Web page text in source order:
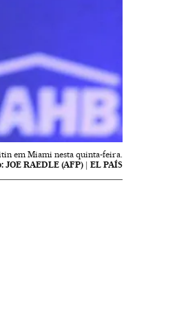
em Miami nesta quinta-feira.
JOE RAEDLE (AFP) | EL PAÍS